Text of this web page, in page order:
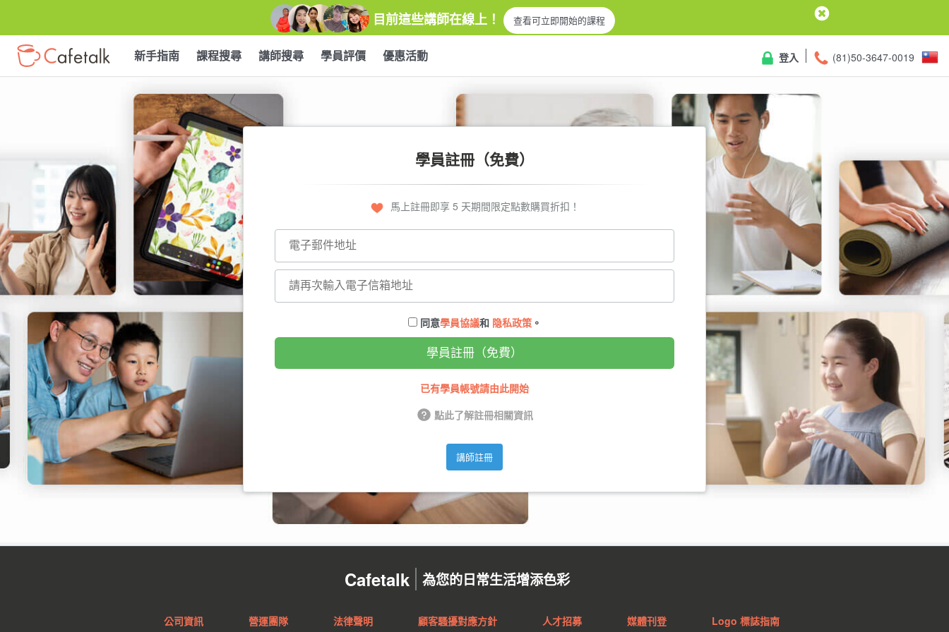
目前這些講師在線上！ 查看可立即開始的課程
(81)50-3647-0019
登入
新手指南 課程搜尋 講師搜尋 學員評價 優惠活動
學員註冊（免費）
馬上註冊即享 5 天期間限定點數購買折扣！
同意學員協議和 隐私政策。
學員註冊（免費）
已有學員帳號請由此開始
點此了解註冊相關資訊
講師註冊
Cafetalk 為您的日常生活增添色彩
公司資訊 營運團隊 法律聲明 顧客騷擾對應方針 人才招募 媒體刊登 Logo 標誌指南